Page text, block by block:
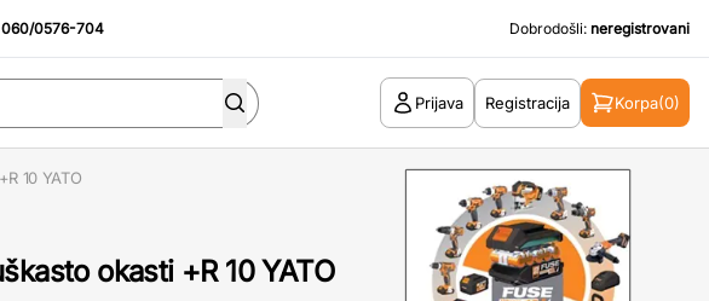
060/0576-704 Dobrodošli: neregistrovani
Prijava Registracija Korpa(0)
10 YATO
okasti +R 10 YATO